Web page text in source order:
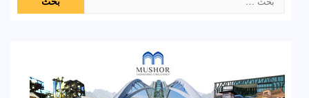
عن: